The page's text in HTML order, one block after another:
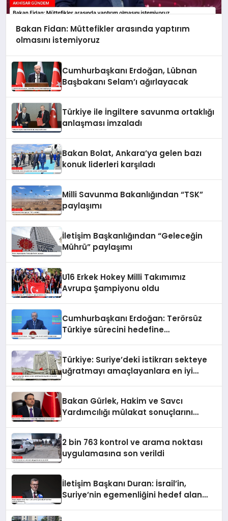
Bakan Fidan: Müttefikler arasında yaptırım
olmasını istemiyoruz
Cumhurbaşkanı Erdoğan, Lübnan
Başbakanı Selam’ı ağırlayacak
Türkiye ile İngiltere savunma ortaklığı
anlaşması imzaladı
Bakan Bolat, Ankara’ya gelen bazı
konuk liderleri karşıladı
Milli Savunma Bakanlığından “TSK”
paylaşımı
İletişim Başkanlığından “Geleceğin
Mührü” paylaşımı
U16 Erkek Hokey Milli Takımımız
Avrupa Şampiyonu oldu
Cumhurbaşkanı Erdoğan: Terörsüz
Türkiye sürecini hedefine
Türkiye: Suriye’deki istikrarı sekteye
uğratmayı amaçlayanlara en iyi
Bakan Gürlek, Hakim ve Savcı
Yardımcılığı mülakat sonuçlarını
2 bin 763 kontrol ve arama noktası
uygulamasına son verildi
İletişim Başkanı Duran: İsrail’in,
Suriye’nin egemenliğini hedef alan